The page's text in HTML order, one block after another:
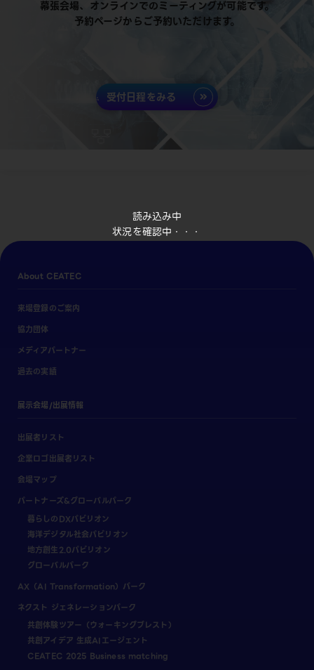
読み込み中
状況を確認中・・・
幕張会場、オンラインでのミーティングが可能です。
予約ページからご予約いただけます。
受付日程をみる
About CEATEC
来場登録のご案内
協力団体
メディアパートナー
過去の実績
展示会場/出展情報
出展者リスト
企業ロゴ出展者リスト
会場マップ
パートナーズ&グローバルパーク
暮らしのDXパビリオン
海洋デジタル社会パビリオン
地方創生2.0パビリオン
グローバルパーク
AX（AI Transformation）パーク
ネクスト ジェネレーションパーク
共創体験ツアー（ウォーキングブレスト）
共創アイデア 生成AIエージェント
CEATEC 2025 Business matching